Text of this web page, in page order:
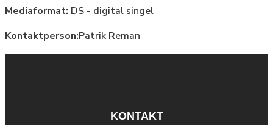
Mediaformat: DS - digital singel
Kontaktperson:Patrik Reman
KONTAKT